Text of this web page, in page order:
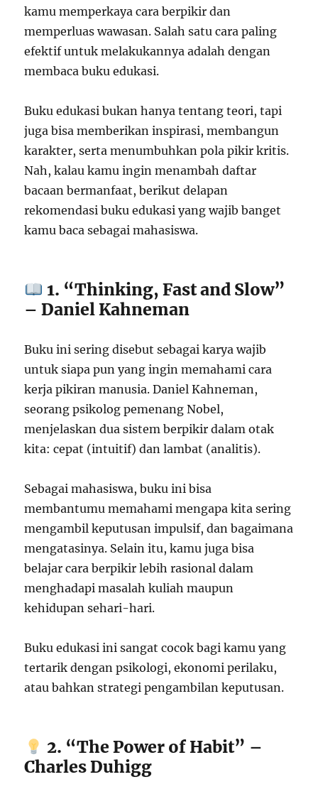
kamu memperkaya cara berpikir dan
memperluas wawasan. Salah satu cara paling
efektif untuk melakukannya adalah dengan
membaca buku edukasi.
Buku edukasi bukan hanya tentang teori, tapi
juga bisa memberikan inspirasi, membangun
karakter, serta menumbuhkan pola pikir kritis.
Nah, kalau kamu ingin menambah daftar
bacaan bermanfaat, berikut delapan
rekomendasi buku edukasi yang wajib banget
kamu baca sebagai mahasiswa.
1. “Thinking, Fast and Slow”
– Daniel Kahneman
Buku ini sering disebut sebagai karya wajib
untuk siapa pun yang ingin memahami cara
kerja pikiran manusia. Daniel Kahneman,
seorang psikolog pemenang Nobel,
menjelaskan dua sistem berpikir dalam otak
kita: cepat (intuitif) dan lambat (analitis).
Sebagai mahasiswa, buku ini bisa
membantumu memahami mengapa kita sering
mengambil keputusan impulsif, dan bagaimana
mengatasinya. Selain itu, kamu juga bisa
belajar cara berpikir lebih rasional dalam
menghadapi masalah kuliah maupun
kehidupan sehari-hari.
Buku edukasi ini sangat cocok bagi kamu yang
tertarik dengan psikologi, ekonomi perilaku,
atau bahkan strategi pengambilan keputusan.
2. “The Power of Habit” –
Charles Duhigg